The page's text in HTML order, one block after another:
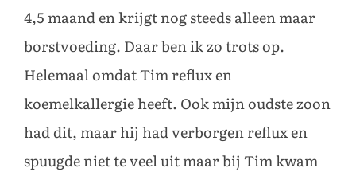
4,5 maand en krijgt nog steeds alleen maar
borstvoeding. Daar ben ik zo trots op.
Helemaal omdat Tim reflux en
koemelkallergie heeft. Ook mijn oudste zoon
had dit, maar hij had verborgen reflux en
spuugde niet te veel uit maar bij Tim kwam